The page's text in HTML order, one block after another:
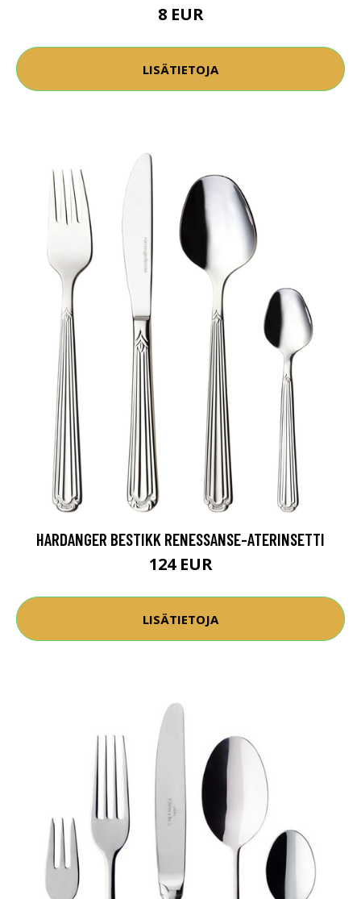
8 EUR
LISÄTIETOJA
HARDANGER BESTIKK RENESSANSE-ATERINSETTI
124 EUR
LISÄTIETOJA